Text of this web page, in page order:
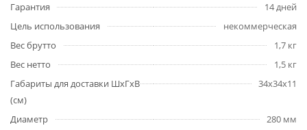
Гарантия
14 дней
Цель использования
некоммерческая
Вес брутто
1,7 кг
Вес нетто
1,5 кг
Габариты для доставки ШхГхВ
(см)
34х34х11
Диаметр 280 мм